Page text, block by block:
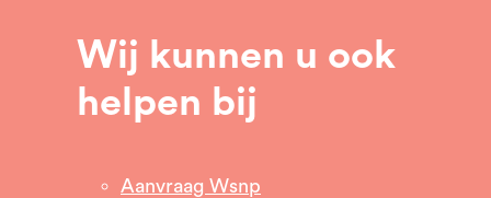
Wij kunnen u ook
helpen bij
Aanvraag Wsnp